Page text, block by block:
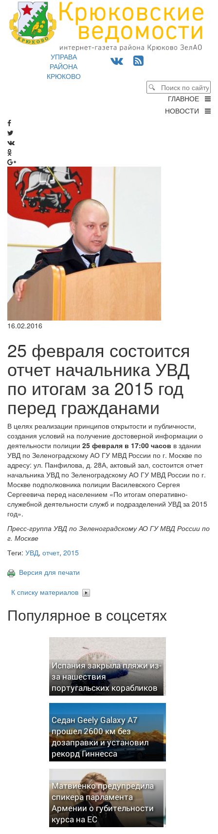
УПРАВА
РАЙОНА
КРЮКОВО
ГЛАВНОЕ
НОВОСТИ
16.02.2016
25 февраля состоится
отчет начальника УВД
по итогам за 2015 год
перед гражданами
В целях реализации принципов открытости и публичности,
создания условий на получение достоверной информации о
деятельности полиции 25 февраля в 17:00 часов в здании
УВД по Зеленоградскому АО ГУ МВД России по г. Москве по
адресу: ул. Панфилова, д. 28А, актовый зал, состоится отчет
начальника УВД по Зеленоградскому АО ГУ МВД России по г.
Москве подполковника полиции Василевского Сергея
Сергеевича перед населением «По итогам оперативно-
служебной деятельности служб и подразделений УВД за 2015
год».
Пресс-группа УВД по Зеленоградскому АО ГУ МВД России по
г. Москве
Теги: УВД, отчет, 2015
Версия для печати
К списку материалов
Популярное в соцсетях
Испания закрыла пляжи из-
за нашествия
португальских корабликов
Седан Geely Galaxy A7
прошел 2600 км без
дозаправки и установил
рекорд Гиннесса
Матвиенко предупредила
спикера парламента
Армении о губительности
курса на ЕС